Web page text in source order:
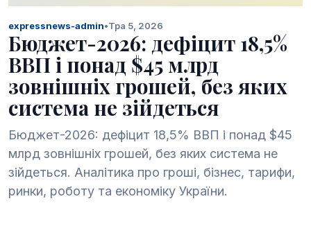
expressnews-admin•Тра 5, 2026
Бюджет-2026: дефіцит 18,5%
ВВП і понад $45 млрд
зовнішніх грошей, без яких
система не зійдеться
Бюджет-2026: дефіцит 18,5% ВВП і понад $45
млрд зовнішніх грошей, без яких система не
зійдеться. Аналітика про гроші, бізнес, тарифи,
ринки, роботу та економіку України.